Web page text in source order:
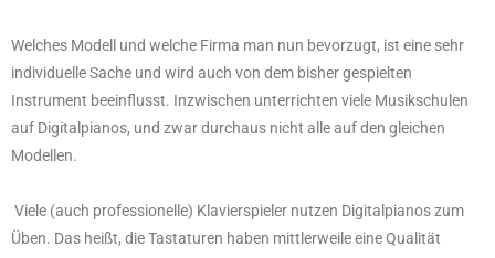
Welches Modell und welche Firma man nun bevorzugt, ist eine sehr
individuelle Sache und wird auch von dem bisher gespielten
Instrument beeinflusst. Inzwischen unterrichten viele Musikschulen
auf Digitalpianos, und zwar durchaus nicht alle auf den gleichen
Modellen.
Viele (auch professionelle) Klavierspieler nutzen Digitalpianos zum
Üben. Das heißt, die Tastaturen haben mittlerweile eine Qualität